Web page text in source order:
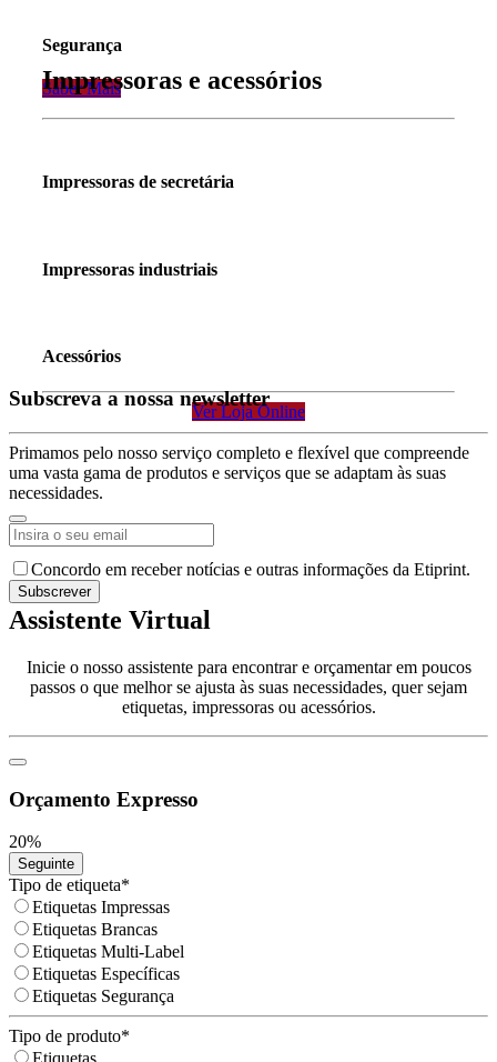
Segurança
Saber Mais
Impressoras e acessórios
Impressoras de secretária
Impressoras industriais
Acessórios
Ver Loja Online
Subscreva a nossa newsletter
Primamos pelo nosso serviço completo e flexível que compreende
uma vasta gama de produtos e serviços que se adaptam às suas
necessidades.
Name*
Concordo em receber notícias e outras informações da Etiprint.
Subscrever
Assistente Virtual
Inicie o nosso assistente para encontrar e orçamentar em poucos
passos o que melhor se ajusta às suas necessidades, quer sejam
etiquetas, impressoras ou acessórios.
Orçamento Expresso
20%
Seguinte
Tipo de etiqueta*
Etiquetas Impressas
Etiquetas Brancas
Etiquetas Multi-Label
Etiquetas Específicas
Etiquetas Segurança
Tipo de produto*